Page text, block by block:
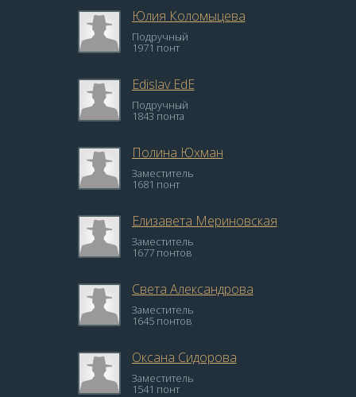
Юлия Коломыцева
Подручный
1971 понт
Edislav EdE
Подручный
1843 понта
Полина Юхман
Заместитель
1681 понт
Елизавета Мериновская
Заместитель
1677 понтов
Света Александрова
Заместитель
1645 понтов
Оксана Сидорова
Заместитель
1541 понт